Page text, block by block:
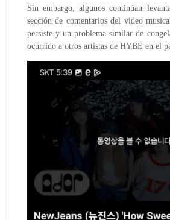
Sin embargo, algunos continúan
sección de comentarios del video
persiste y un problema similar de
ocurrido a otros artistas de HYBE en el